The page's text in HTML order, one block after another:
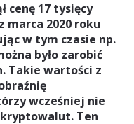
cenę 17 tysięcy
marca 2020 roku
w tym czasie np.
było zarobić
Takie wartości z
wcześniej nie
Ten